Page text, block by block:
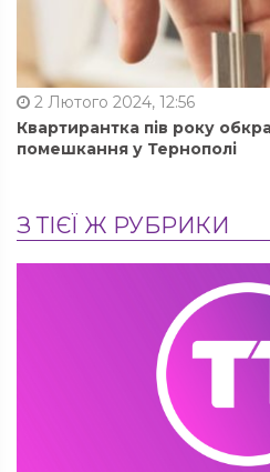
2 Лютого 2024, 12:56
Квартирантка пів року
помешкання у Тернополі
З ТІЄЇ Ж РУБРИКИ